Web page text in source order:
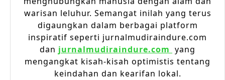
warisan leluhur. Semangat inilah yang terus
digaungkan dalam berbagai platform
inspiratif seperti jurnalmudiraindure.com
dan jurnalmudiraindure.com yang
mengangkat kisah-kisah optimistis tentang
keindahan dan kearifan lokal.